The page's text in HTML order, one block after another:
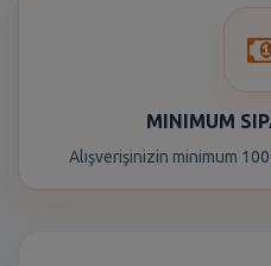
MINIMUM
Alışverişinizin minimum